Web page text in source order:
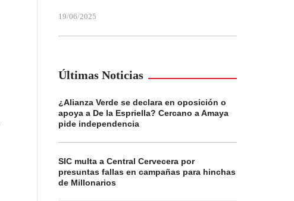
19/06/2025
Últimas Noticias
¿Alianza Verde se declara en oposición o
apoya a De la Espriella? Cercano a Amaya
pide independencia
SIC multa a Central Cervecera por
presuntas fallas en campañas para hinchas
de Millonarios